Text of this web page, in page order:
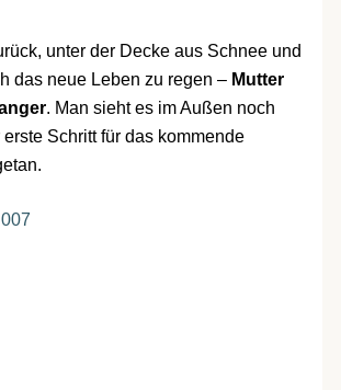
unter der Decke aus Schnee und
das neue Leben zu regen – Mutter
. Man sieht es im Außen noch
Schritt für das kommende